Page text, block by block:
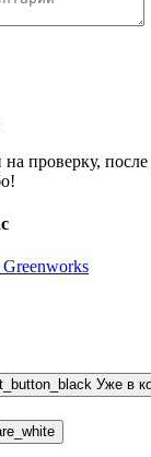
проверку, после
Уже в